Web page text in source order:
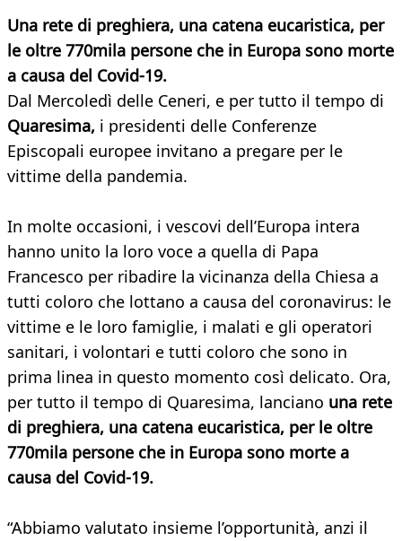
Una rete di preghiera, una catena eucaristica, per
le oltre 770mila persone che in Europa sono morte
a causa del Covid-19.
Dal Mercoledì delle Ceneri, e per tutto il tempo di
Quaresima, i presidenti delle Conferenze
Episcopali europee invitano a pregare per le
vittime della pandemia.
In molte occasioni, i vescovi dell’Europa intera
hanno unito la loro voce a quella di Papa
Francesco per ribadire la vicinanza della Chiesa a
tutti coloro che lottano a causa del coronavirus: le
vittime e le loro famiglie, i malati e gli operatori
sanitari, i volontari e tutti coloro che sono in
prima linea in questo momento così delicato. Ora,
per tutto il tempo di Quaresima, lanciano una rete
di preghiera, una catena eucaristica, per le oltre
770mila persone che in Europa sono morte a
causa del Covid-19.
“Abbiamo valutato insieme l’opportunità, anzi il